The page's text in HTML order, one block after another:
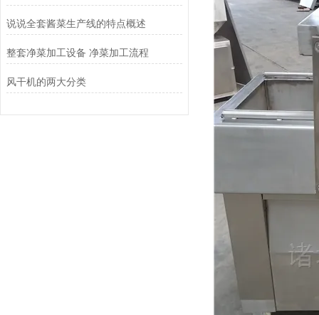
说说全套酱菜生产线的特点概述
整套净菜加工设备 净菜加工流程
风干机的两大分类